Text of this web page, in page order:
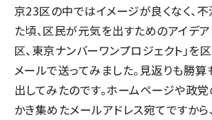
京23区の中ではイメージが良くなく、
た頃、区民が元気を出すためのアイデ
区、東京ナンバーワンプロジェクト」を
メールで送ってみました。見返りも勝算
出してみたのです。ホームページや政
かき集めたメールアドレス宛てですか